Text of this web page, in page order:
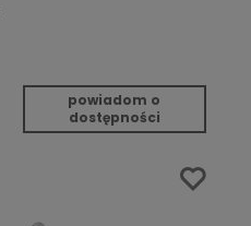
powiadom o
dostępności